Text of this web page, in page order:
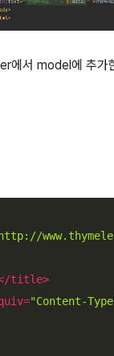
에서 model에 추
title>
="Content-